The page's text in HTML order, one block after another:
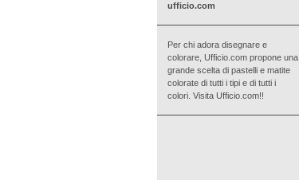
ufficio.com
Per chi adora disegnare e
colorare, Ufficio.com propone una
grande scelta di pastelli e matite
colorate di tutti i tipi e di tutti i
colori. Visita Ufficio.com!!